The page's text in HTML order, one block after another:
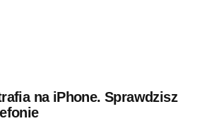
na iPhone. Sprawdzisz